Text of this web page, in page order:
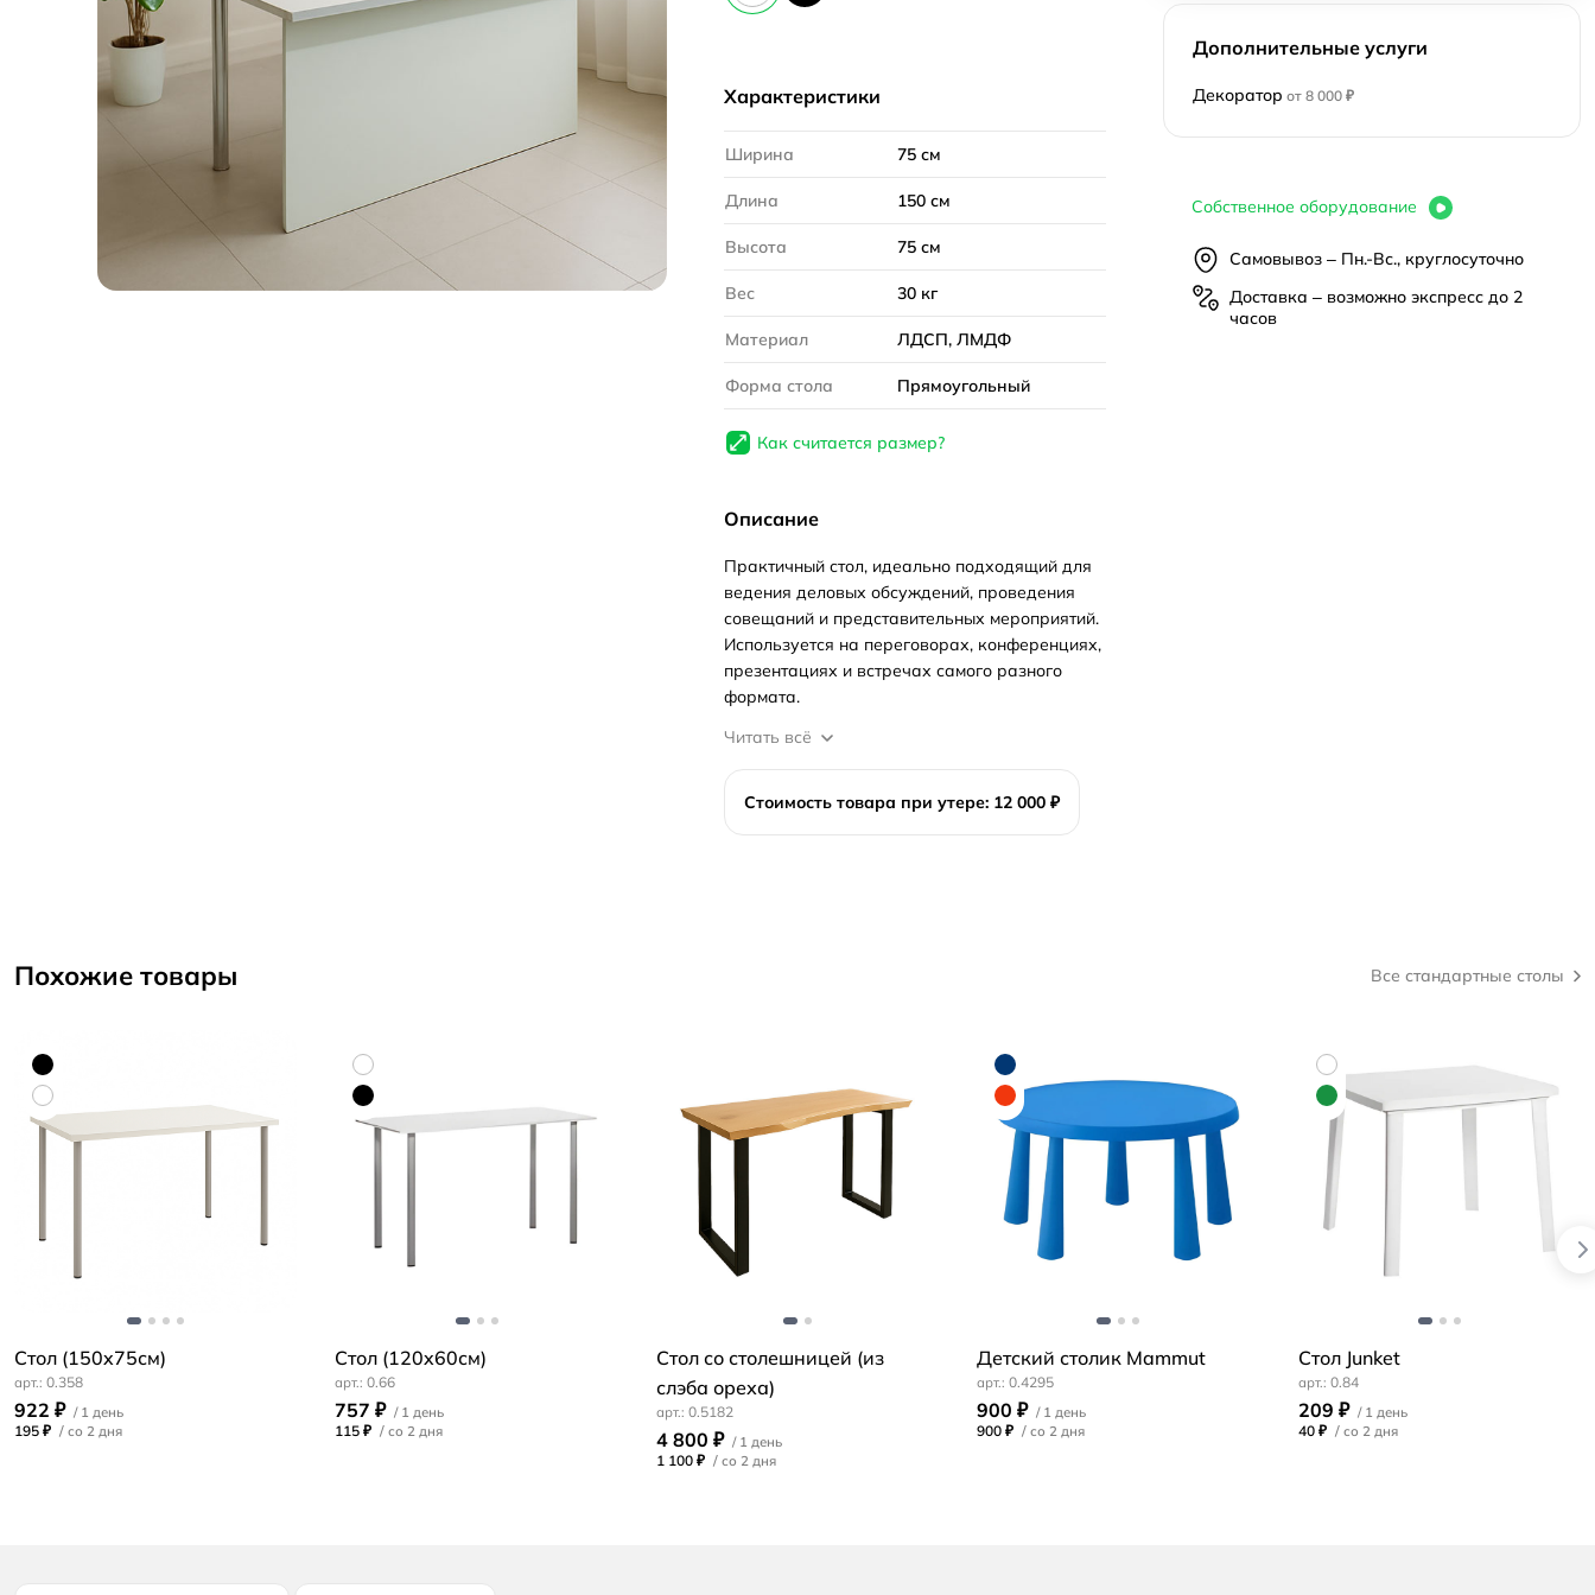
Характеристики
Ширина 75 см
Длина 150 см
Высота 75 см
Вес 30 кг
Материал ЛДСП, ЛМДФ
Форма стола Прямоугольный
Как считается размер?
Описание
Практичный стол, идеально подходящий для
ведения деловых обсуждений, проведения
совещаний и представительных мероприятий.
Используется на переговорах, конференциях,
презентациях и встречах самого разного
формата.
Читать всё
Стоимость товара при утере: 12 000 ₽
Дополнительные услуги
Декоратор от 8 000 ₽
Собственное оборудование
Самовывоз – Пн.-Вс., круглосуточно
Доставка – возможно экспресс до 2
часов
Похожие товары Все стандартные столы
Стол (150x75см)
0.358
922 ₽
195 ₽ /
Стол (120x60см)
0.66
757 ₽
115 ₽ /
Стол со столешницей (из
слэба ореха)
0.5182
4 800 ₽
1 100 ₽ /
Детский столик Mammut
0.4295
900 ₽
900 ₽ /
Стол Junket
0.84
209 ₽
40 ₽ /